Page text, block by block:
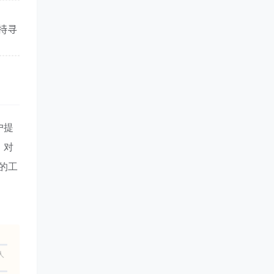
寻
提
对
工